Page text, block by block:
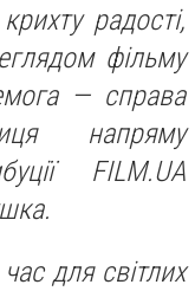
радості,
фільму
— справа
напряму
FILM.UA
для світлих